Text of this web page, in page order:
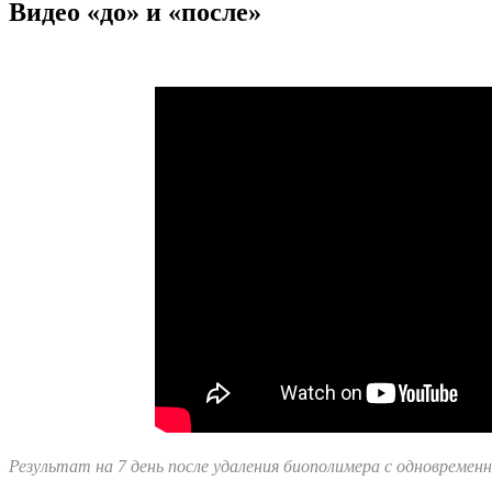
Видео «до» и «после»
Результат на 7 день после удаления биополимера с